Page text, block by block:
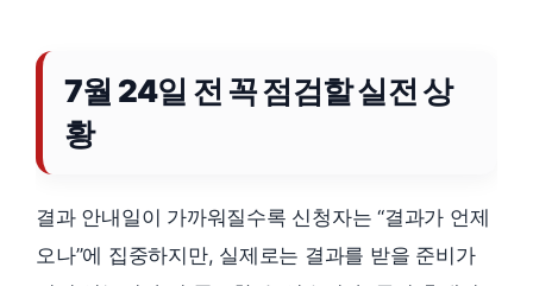
7월 24일 전 꼭 점검할 실전 상
황
결과 안내일이 가까워질수록 신청자는 “결과가 언제
오나”에 집중하지만, 실제로는 결과를 받을 준비가